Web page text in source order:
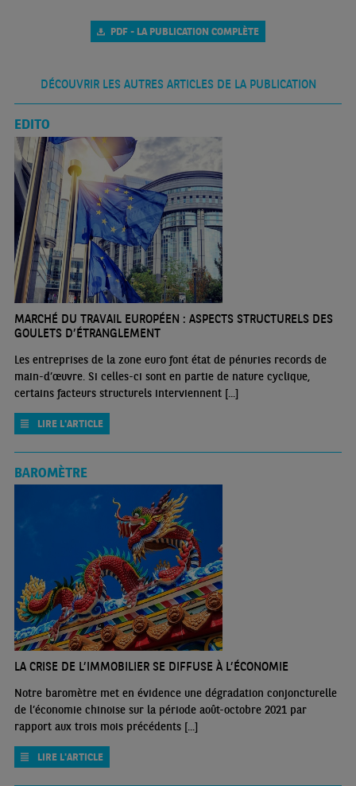
PDF - LA PUBLICATION COMPLÈTE
DÉCOUVRIR LES AUTRES ARTICLES DE LA PUBLICATION
EDITO
MARCHÉ DU TRAVAIL EUROPÉEN : ASPECTS STRUCTURELS DES
GOULETS D’ÉTRANGLEMENT
Les entreprises de la zone euro font état de pénuries records de
main-d’œuvre. Si celles-ci sont en partie de nature cyclique,
certains facteurs structurels interviennent [...]
LIRE L'ARTICLE
BAROMÈTRE
LA CRISE DE L’IMMOBILIER SE DIFFUSE À L’ÉCONOMIE
Notre baromètre met en évidence une dégradation conjoncturelle
de l’économie chinoise sur la période août-octobre 2021 par
rapport aux trois mois précédents [...]
LIRE L'ARTICLE